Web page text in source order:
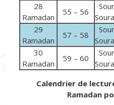
28
Ramadan
55 – 56
29
Ramadan
57 – 58
30
Ramadan
59 – 60
Calendrier de
Ramadan